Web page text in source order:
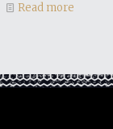
Read more